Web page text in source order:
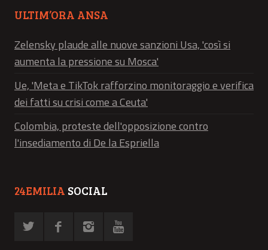
ULTIM’ORA ANSA
Zelensky plaude alle nuove sanzioni Usa, 'così si
aumenta la pressione su Mosca'
Ue, 'Meta e TikTok rafforzino monitoraggio e verifica
dei fatti su crisi come a Ceuta'
Colombia, proteste dell'opposizione contro
l'insediamento di De la Espriella
24EMILIA SOCIAL